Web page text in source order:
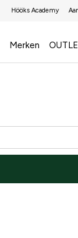
Hööks Academy
Merken